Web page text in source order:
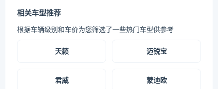
相关车型推荐
根据车辆级别和车价为您筛选了一些热门车型供参考
天籁 迈锐宝
君威 蒙迪欧